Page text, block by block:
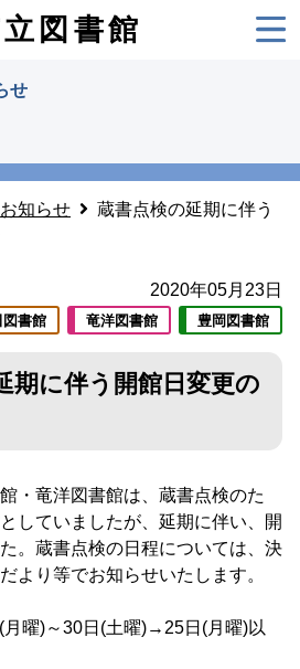
図書館
せ
お知らせ
蔵書点検の延期に伴う
2020年05月23日
図書館 竜洋図書館 豊岡図書館
期に伴う開館日変更の
・竜洋図書館は、蔵書点検のた
していましたが、延期に伴い、開
。蔵書点検の日程については、決
より等でお知らせいたします。
曜)～30日(土曜)→25日(月曜)以